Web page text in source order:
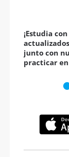
¡Estudia
junto con
practicar